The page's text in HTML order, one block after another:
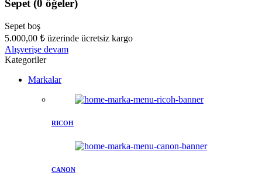
Sepet (0 öğeler)
Sepet boş
5.000,00 ₺ üzerinde ücretsiz kargo
Alışverişe devam
Kategoriler
Markalar
RICOH
CANON